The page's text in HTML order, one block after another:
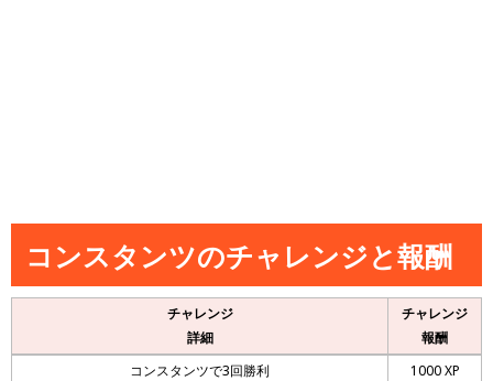
コンスタンツのチャレンジと報酬
チャレンジ
詳細
チャレンジ
報酬
コンスタンツで3回勝利
1000 XP